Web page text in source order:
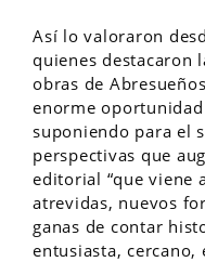
Así lo valoraron
quienes destacaron
obras de
enorme
suponiendo para el
perspectivas que
editorial “que viene
atrevidas, nuevos
ganas de contar
entusiasta, cercano,